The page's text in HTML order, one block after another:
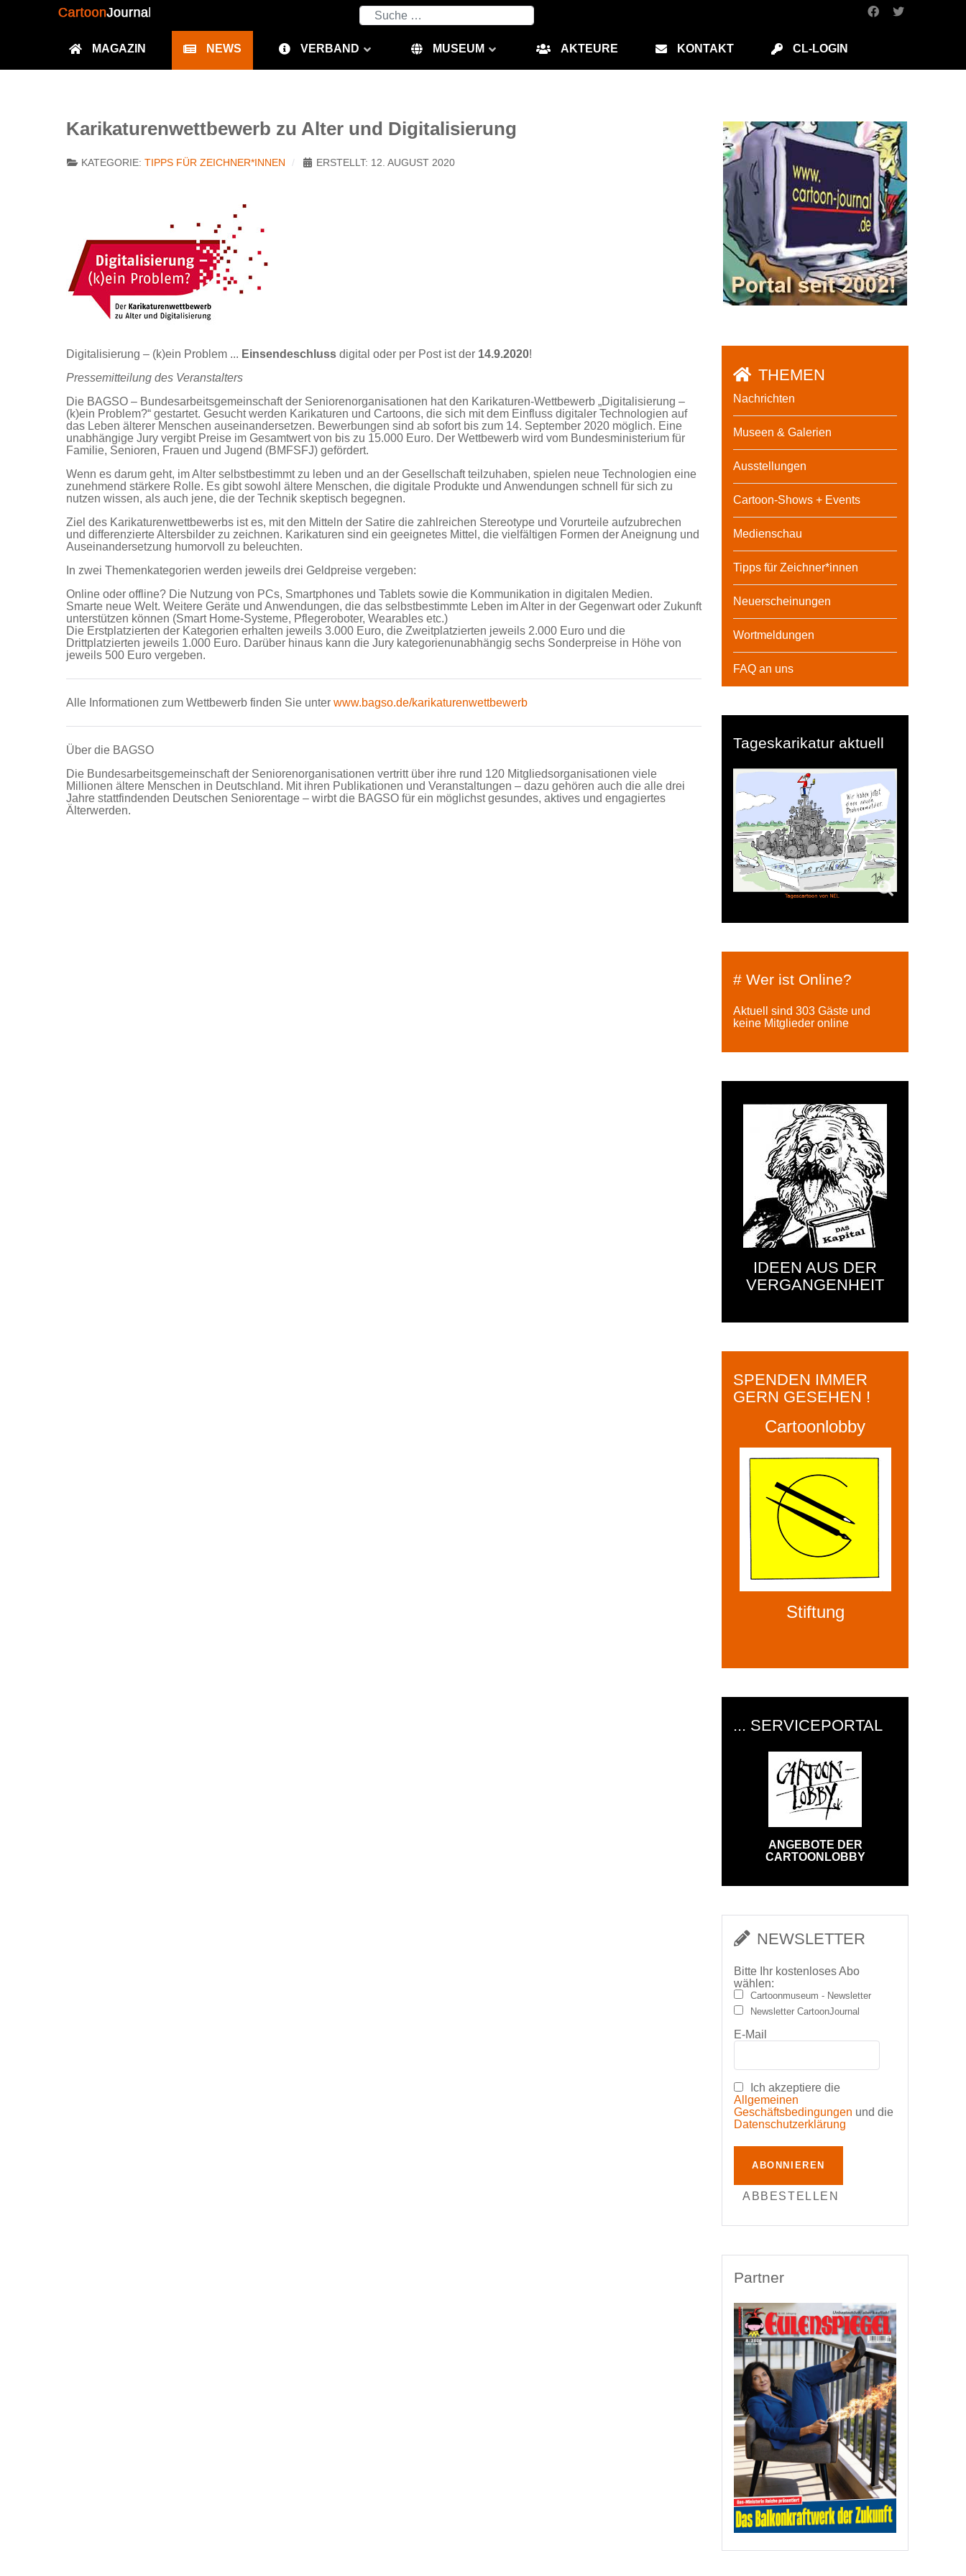
Suchen
MAGAZIN NEWS VERBAND MUSEUM AKTEURE KONTAKT CL-LOGIN
Karikaturenwettbewerb zu Alter und Digitalisierung
KATEGORIE: TIPPS FÜR ZEICHNER*INNEN ERSTELLT: 12. AUGUST 2020
Digitalisierung – (k)ein Problem ... Einsendeschluss digital oder per Post ist der 14.9.2020!
Pressemitteilung des Veranstalters
Die BAGSO – Bundesarbeitsgemeinschaft der Seniorenorganisationen hat den Karikaturen-Wettbewerb „Digitalisierung –
(k)ein Problem?“ gestartet. Gesucht werden Karikaturen und Cartoons, die sich mit dem Einfluss digitaler Technologien auf
das Leben älterer Menschen auseinandersetzen. Bewerbungen sind ab sofort bis zum 14. September 2020 möglich. Eine
unabhängige Jury vergibt Preise im Gesamtwert von bis zu 15.000 Euro. Der Wettbewerb wird vom Bundesministerium für
Familie, Senioren, Frauen und Jugend (BMFSFJ) gefördert.
Wenn es darum geht, im Alter selbstbestimmt zu leben und an der Gesellschaft teilzuhaben, spielen neue Technologien eine
zunehmend stärkere Rolle. Es gibt sowohl ältere Menschen, die digitale Produkte und Anwendungen schnell für sich zu
nutzen wissen, als auch jene, die der Technik skeptisch begegnen.
Ziel des Karikaturenwettbewerbs ist es, mit den Mitteln der Satire die zahlreichen Stereotype und Vorurteile aufzubrechen
und differenzierte Altersbilder zu zeichnen. Karikaturen sind ein geeignetes Mittel, die vielfältigen Formen der Aneignung und
Auseinandersetzung humorvoll zu beleuchten.
In zwei Themenkategorien werden jeweils drei Geldpreise vergeben:
Online oder offline? Die Nutzung von PCs, Smartphones und Tablets sowie die Kommunikation in digitalen Medien.
Smarte neue Welt. Weitere Geräte und Anwendungen, die das selbstbestimmte Leben im Alter in der Gegenwart oder Zukunft
unterstützen können (Smart Home-Systeme, Pflegeroboter, Wearables etc.)
Die Erstplatzierten der Kategorien erhalten jeweils 3.000 Euro, die Zweitplatzierten jeweils 2.000 Euro und die
Drittplatzierten jeweils 1.000 Euro. Darüber hinaus kann die Jury kategorienunabhängig sechs Sonderpreise in Höhe von
jeweils 500 Euro vergeben.
Alle Informationen zum Wettbewerb finden Sie unter www.bagso.de/karikaturenwettbewerb
Über die BAGSO
Die Bundesarbeitsgemeinschaft der Seniorenorganisationen vertritt über ihre rund 120 Mitgliedsorganisationen viele
Millionen ältere Menschen in Deutschland. Mit ihren Publikationen und Veranstaltungen – dazu gehören auch die alle drei
Jahre stattfindenden Deutschen Seniorentage – wirbt die BAGSO für ein möglichst gesundes, aktives und engagiertes
Älterwerden.
THEMEN
Nachrichten
Museen & Galerien
Ausstellungen
Cartoon-Shows + Events
Medienschau
Tipps für Zeichner*innen
Neuerscheinungen
Wortmeldungen
FAQ an uns
Tageskarikatur aktuell
# Wer ist Online?
Aktuell sind 303 Gäste und
keine Mitglieder online
IDEEN AUS DER
VERGANGENHEIT
SPENDEN IMMER
GERN GESEHEN !
Cartoonlobby
Stiftung
... SERVICEPORTAL
ANGEBOTE DER
CARTOONLOBBY
NEWSLETTER
Bitte Ihr kostenloses Abo
wählen:
Cartoonmuseum - Newsletter
Newsletter CartoonJournal
E-Mail
Ich akzeptiere die
Allgemeinen
Geschäftsbedingungen und die
Datenschutzerklärung
ABONNIEREN
ABBESTELLEN
Partner